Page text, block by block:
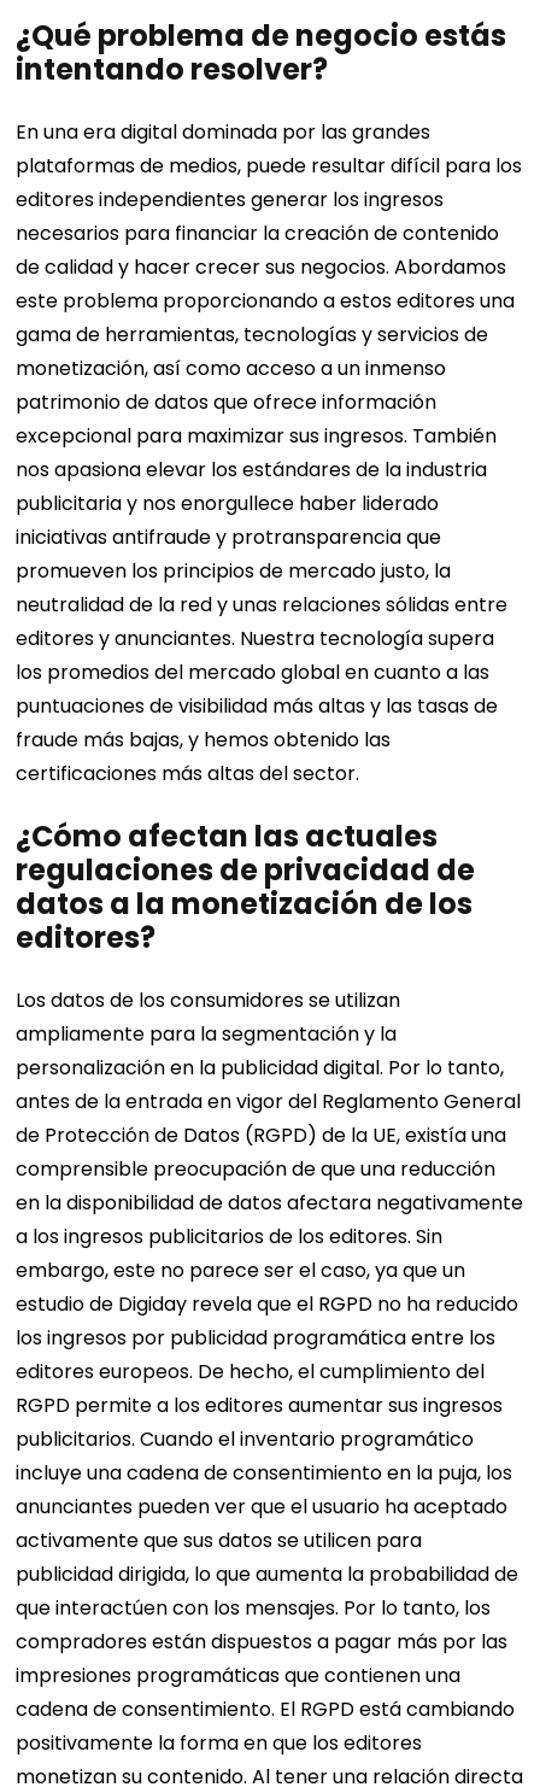
¿Qué problema de negocio estás
intentando resolver?
En una era digital dominada por las grandes
plataformas de medios, puede resultar difícil para los
editores independientes generar los ingresos
necesarios para financiar la creación de contenido
de calidad y hacer crecer sus negocios. Abordamos
este problema proporcionando a estos editores una
gama de herramientas, tecnologías y servicios de
monetización, así como acceso a un inmenso
patrimonio de datos que ofrece información
excepcional para maximizar sus ingresos. También
nos apasiona elevar los estándares de la industria
publicitaria y nos enorgullece haber liderado
iniciativas antifraude y protransparencia que
promueven los principios de mercado justo, la
neutralidad de la red y unas relaciones sólidas entre
editores y anunciantes. Nuestra tecnología supera
los promedios del mercado global en cuanto a las
puntuaciones de visibilidad más altas y las tasas de
fraude más bajas, y hemos obtenido las
certificaciones más altas del sector.
¿Cómo afectan las actuales
regulaciones de privacidad de
datos a la monetización de los
editores?
Los datos de los consumidores se utilizan
ampliamente para la segmentación y la
personalización en la publicidad digital. Por lo tanto,
antes de la entrada en vigor del Reglamento General
de Protección de Datos (RGPD) de la UE, existía una
comprensible preocupación de que una reducción
en la disponibilidad de datos afectara negativamente
a los ingresos publicitarios de los editores. Sin
embargo, este no parece ser el caso, ya que un
estudio de Digiday revela que el RGPD no ha reducido
los ingresos por publicidad programática entre los
editores europeos. De hecho, el cumplimiento del
RGPD permite a los editores aumentar sus ingresos
publicitarios. Cuando el inventario programático
incluye una cadena de consentimiento en la puja, los
anunciantes pueden ver que el usuario ha aceptado
activamente que sus datos se utilicen para
publicidad dirigida, lo que aumenta la probabilidad de
que interactúen con los mensajes. Por lo tanto, los
compradores están dispuestos a pagar más por las
impresiones programáticas que contienen una
cadena de consentimiento. El RGPD está cambiando
positivamente la forma en que los editores
monetizan su contenido. Al tener una relación directa